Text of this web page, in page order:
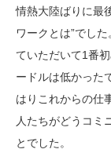
情熱大陸ばりに最
ワークとは”でし
ていただいて1番
ードルは低かった
はりこれからの仕
人たちがどうコミ
とでした。